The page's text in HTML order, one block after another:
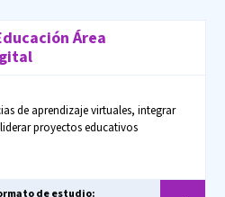
Área
de aprendizaje virtuales, integrar
proyectos educativos
de estudio: